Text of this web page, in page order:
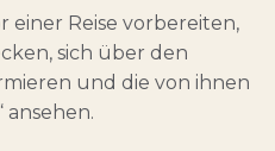
einer Reise vorbereiten,
sich über den
und die von ihnen
ansehen.